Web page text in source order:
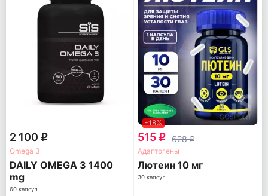
2 100 q
Omega 3
DAILY OMEGA 3 1400
mg
60 капсул
-18%
515 q 628q
Адаптогены
Лютеин 10 мг
30 капсул